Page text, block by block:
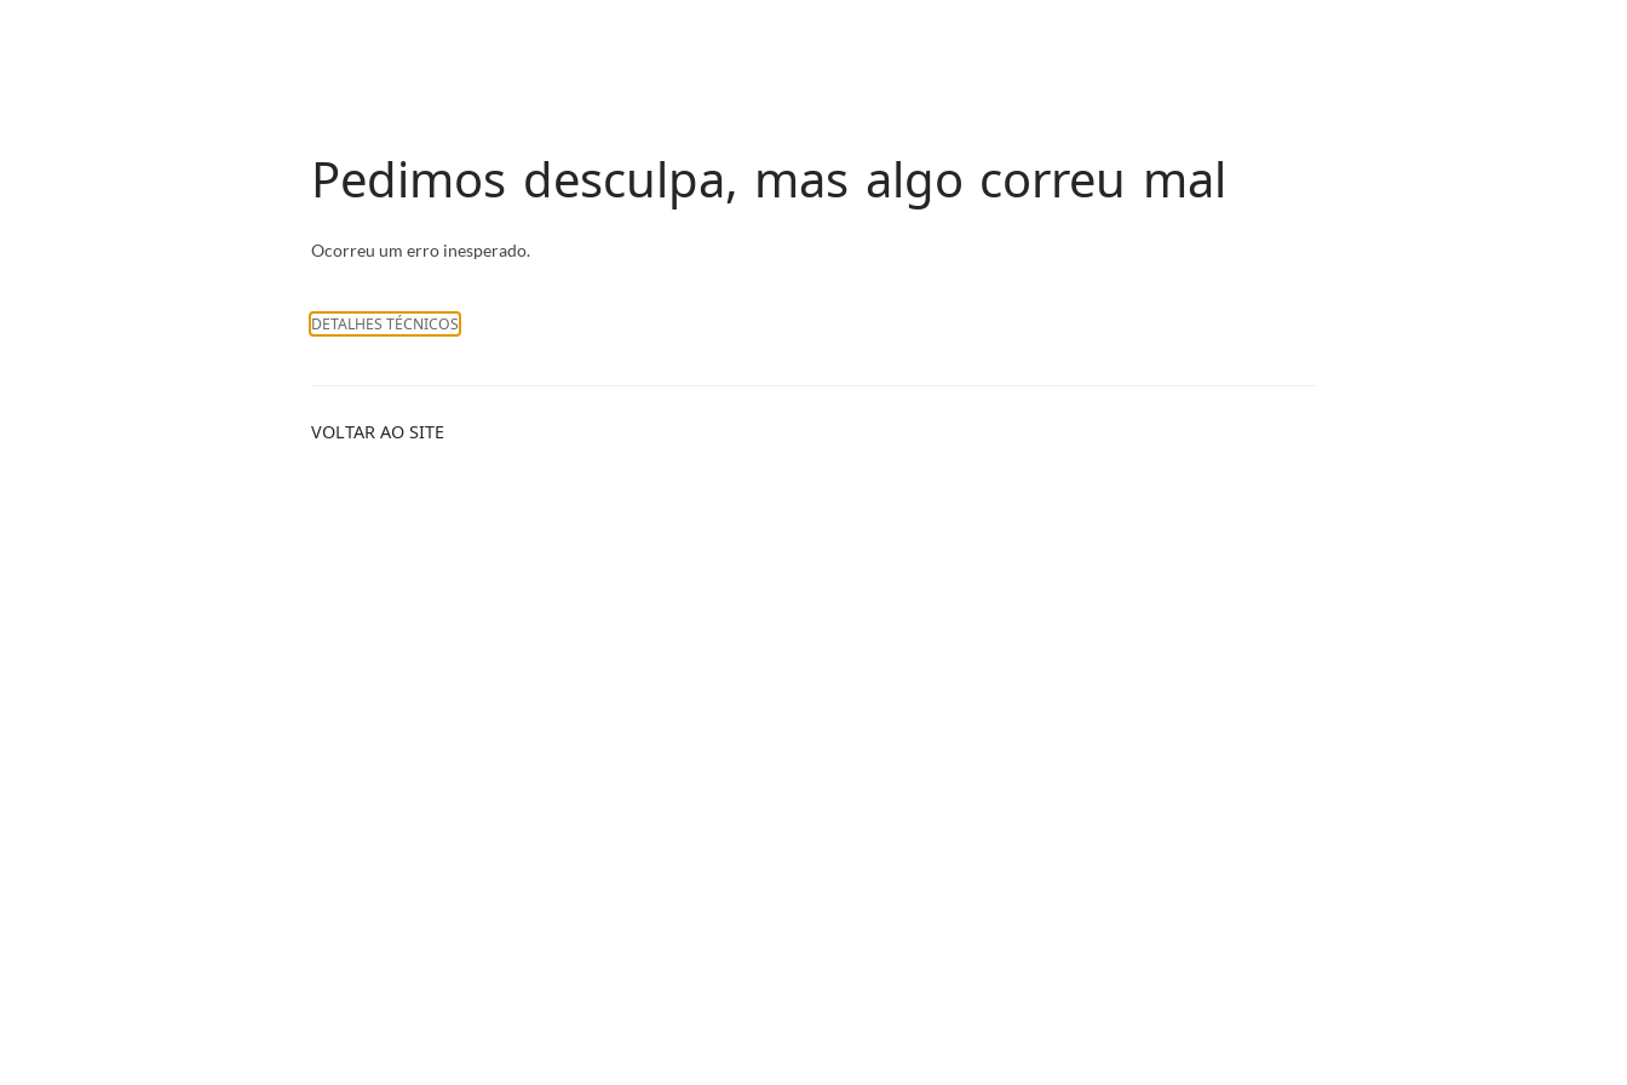
Pedimos desculpa, mas algo correu mal
Ocorreu um erro inesperado.
DETALHES TÉCNICOS
VOLTAR AO SITE